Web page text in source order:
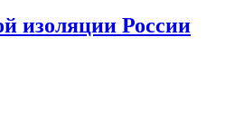
изоляции России